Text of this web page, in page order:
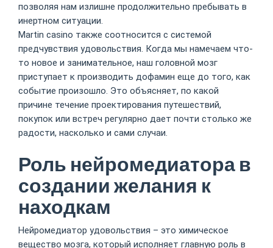
позволяя нам излишне продолжительно пребывать в
инертном ситуации.
Martin casino также соотносится с системой
предчувствия удовольствия. Когда мы намечаем что-
то новое и занимательное, наш головной мозг
приступает к производить дофамин еще до того, как
событие произошло. Это объясняет, по какой
причине течение проектирования путешествий,
покупок или встреч регулярно дает почти столько же
радости, насколько и сами случаи.
Роль нейромедиатора в
создании желания к
находкам
Нейромедиатор удовольствия – это химическое
вещество мозга, который исполняет главную роль в